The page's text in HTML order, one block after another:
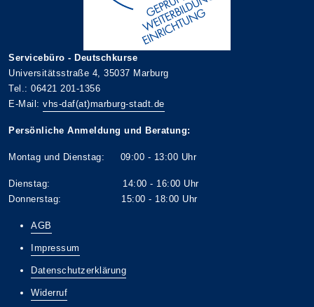
Servicebüro - Deutschkurse
Universitätsstraße 4, 35037 Marburg
Tel.: 06421 201-1356
E-Mail: vhs-daf(at)marburg-stadt.de
Persönliche Anmeldung und Beratung:
Montag und Dienstag: 09:00 - 13:00 Uhr
Dienstag: 14:00 - 16:00 Uhr
Donnerstag: 15:00 - 18:00 Uhr
AGB
Impressum
Datenschutzerklärung
Widerruf